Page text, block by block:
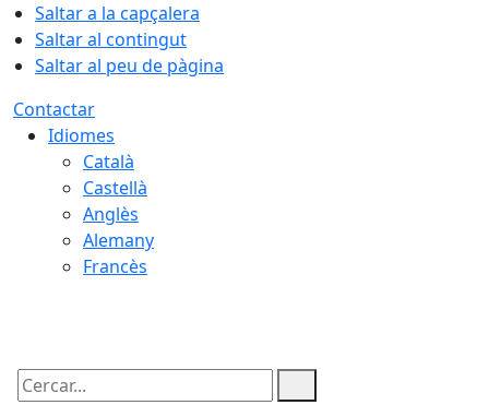
Saltar a la capçalera
Saltar al contingut
Saltar al peu de pàgina
Contactar
Idiomes
Català
Castellà
Anglès
Alemany
Francès
Cercar: